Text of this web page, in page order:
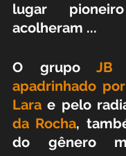
lugar
acolheram ...
O grupo JB
apadrinhado
Lara e pelo
da Rocha,
do gênero